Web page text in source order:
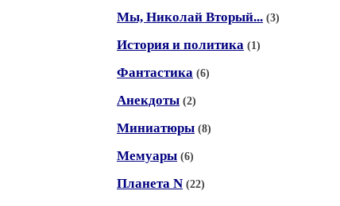
Мы, Николай Вторый... (3)
История и политика (1)
Фантастика (6)
Анекдоты (2)
Миниатюры (8)
Мемуары (6)
Планета N (22)